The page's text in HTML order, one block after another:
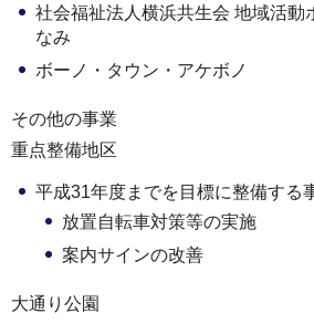
社会福祉法人横浜共生会 地域活動
なみ
ボーノ・タウン・アケボノ
その他の事業
重点整備地区
平成31年度までを目標に整備する
放置自転車対策等の実施
案内サインの改善
大通り公園